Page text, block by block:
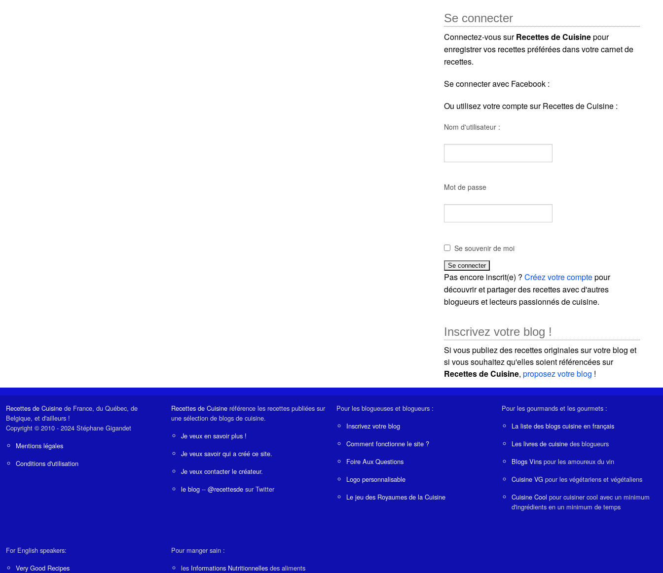
Se connecter
Connectez-vous surRecettes de Cuisinepour
enregistrer vos recettes préférées dans votre carnet de
recettes.
Se connecter avec Facebook :
Ou utilisez votre compte sur Recettes de Cuisine :
Nom d'utilisateur :
Mot de passe
Se souvenir de moi
Pas encore inscrit(e) ?Créez votre comptepour
découvrir et partager des recettes avec d'autres
blogueurs et lecteurs passionnés de cuisine.
Inscrivez votre blog !
Si vous publiez des recettes originales sur votre blog et
si vous souhaitez qu'elles soient référencées sur
Recettes de Cuisine,proposez votre blog !
Recettes de Cuisine de France, du Québec, de
Belgique, et d'ailleurs !
Copyright © 2010 - 2024 Stéphane Gigandet
Mentions légales
Conditions d'utilisation
Recettes de Cuisine référence les recettes publiées sur
une sélection de blogs de cuisine.
Je veux en savoir plus !
Je veux savoir qui a créé ce site.
Je veux contacter le créateur.
le blog -- @recettesde sur Twitter
Pour les blogueuses et blogueurs :
Inscrivez votre blog
Comment fonctionne le site ?
Foire Aux Questions
Logo personnalisable
Le jeu des Royaumes de la Cuisine
Pour les gourmands et les gourmets :
La liste des blogs cuisine en français
Les livres de cuisine des blogueurs
Blogs Vins pour les amoureux du vin
Cuisine VG pour les végétariens et végétaliens
Cuisine Cool pour cuisiner cool avec un minimum
d'ingrédients en un minimum de temps
For English speakers:
Very Good Recipes
Pour manger sain :
les Informations Nutritionnelles des aliments